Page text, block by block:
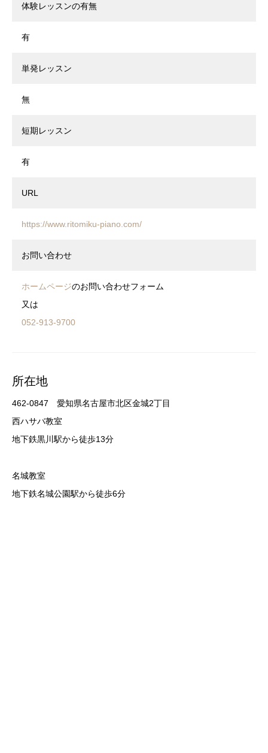
体験レッスンの有無
有
単発レッスン
無
短期レッスン
有
URL
https://www.ritomiku-piano.com/
お問い合わせ
ホームページのお問い合わせフォーム
又は
052-913-9700
所在地
462-0847 愛知県名古屋市北区金城2丁目
西ハサバ教室
地下鉄黒川駅から徒歩13分
名城教室
地下鉄名城公園駅から徒歩6分